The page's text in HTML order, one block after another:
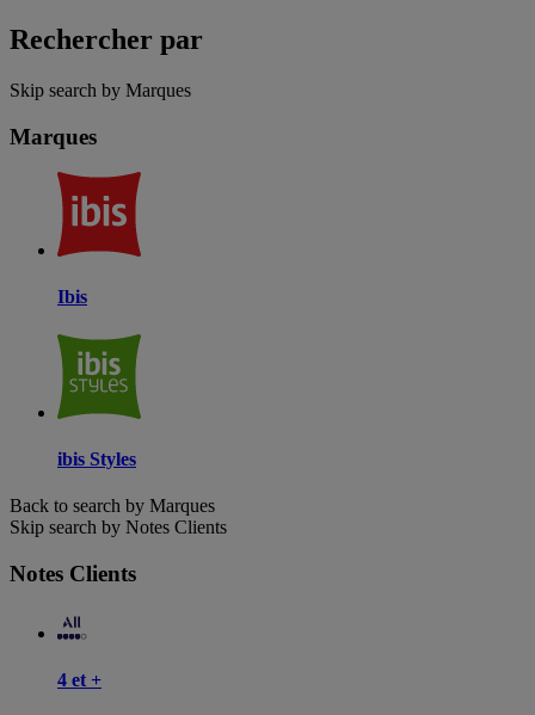
Rechercher par
Skip search by Marques
Marques
Ibis
ibis Styles
Back to search by Marques
Skip search by Notes Clients
Notes Clients
4 et +